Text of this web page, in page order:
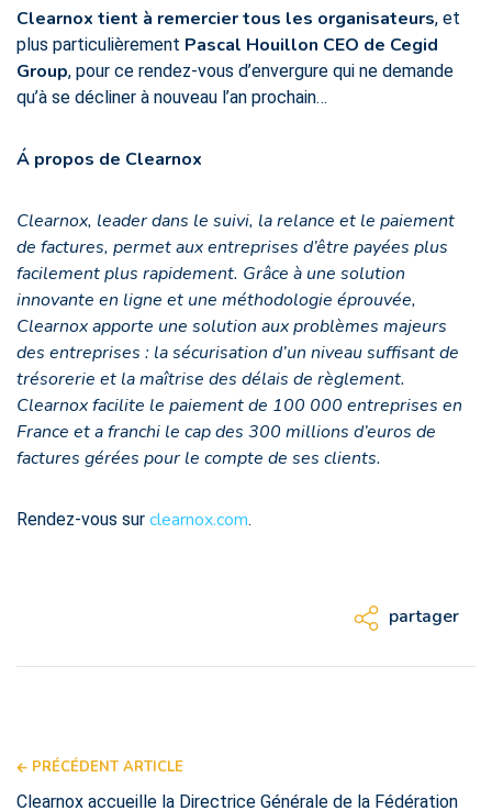
Clearnox tient à remercier tous les organisateurs, et
plus particulièrement Pascal Houillon CEO de Cegid
Group, pour ce rendez-vous d’envergure qui ne demande
qu’à se décliner à nouveau l’an prochain…
Á propos de Clearnox
Clearnox, leader dans le suivi, la relance et le paiement
de factures, permet aux entreprises d’être payées plus
facilement plus rapidement. Grâce à une solution
innovante en ligne et une méthodologie éprouvée,
Clearnox apporte une solution aux problèmes majeurs
des entreprises : la sécurisation d’un niveau suffisant de
trésorerie et la maîtrise des délais de règlement.
Clearnox facilite le paiement de 100 000 entreprises en
France et a franchi le cap des 300 millions d’euros de
factures gérées pour le compte de ses clients.
Rendez-vous sur clearnox.com.
partager
PRÉCÉDENT ARTICLE
Clearnox accueille la Directrice Générale de la Fédération